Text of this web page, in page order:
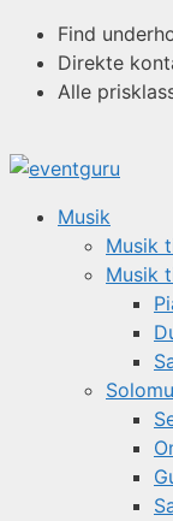
Hop
indhold
Find
Direkte
Alle
Musik
Musik
Musik